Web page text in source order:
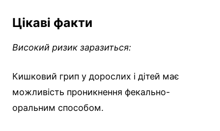
Цікаві факти
Високий ризик заразиться:
Кишковий грип у дорослих і дітей має
можливість проникнення фекально-
оральним способом.